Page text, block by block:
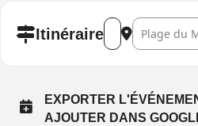
ItinéraireAddress -Destination
EXPORTER
AJOUTER DANS